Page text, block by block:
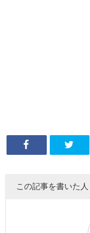
この記事を書いた人